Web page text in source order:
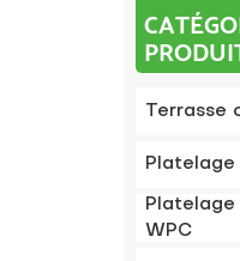
Terrasse
Platelage
WPC